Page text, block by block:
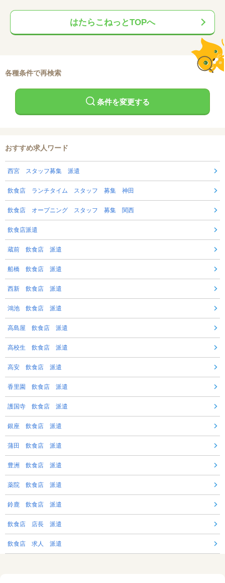
はたらこねっとTOPへ
各種条件で再検索
条件を変更する
おすすめ求人ワード
西宮 スタッフ募集 派遣
飲食店 ランチタイム スタッフ 募集 神田
飲食店 オープニング スタッフ 募集 関西
飲食店派遣
蔵前 飲食店 派遣
船橋 飲食店 派遣
西新 飲食店 派遣
鴻池 飲食店 派遣
高島屋 飲食店 派遣
高校生 飲食店 派遣
高安 飲食店 派遣
香里園 飲食店 派遣
護国寺 飲食店 派遣
銀座 飲食店 派遣
蒲田 飲食店 派遣
豊洲 飲食店 派遣
薬院 飲食店 派遣
鈴鹿 飲食店 派遣
飲食店 店長 派遣
飲食店 求人 派遣